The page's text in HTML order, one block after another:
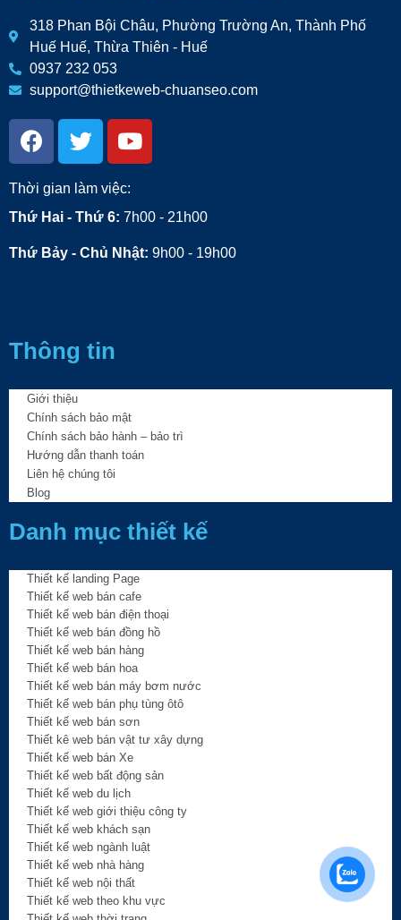
318 Phan Bội Châu, Phường Trường An, Thành Phố
Huế Huế, Thừa Thiên - Huế
0937 232 053
support@thietkeweb-chuanseo.com
Thời gian làm việc:
Thứ Hai - Thứ 6: 7h00 - 21h00
Thứ Bảy - Chủ Nhật: 9h00 - 19h00
Thông tin
Giới thiệu
Chính sách bảo mật
Chính sách bảo hành – bảo trì
Hướng dẫn thanh toán
Liên hệ chúng tôi
Blog
Danh mục thiết kế
Thiết kế landing Page
Thiết kế web bán cafe
Thiết kế web bán điện thoại
Thiết kế web bán đồng hồ
Thiết kế web bán hàng
Thiết kế web bán hoa
Thiết kế web bán máy bơm nước
Thiết kế web bán phụ tùng ôtô
Thiết kế web bán sơn
Thiết kê web bán vật tư xây dựng
Thiết kế web bán Xe
Thiết kế web bất động sản
Thiết kế web du lịch
Thiết kế web giới thiệu công ty
Thiết kế web khách sạn
Thiết kế web ngành luật
Thiết kế web nhà hàng
Thiết kế web nội thất
Thiết kế web theo khu vực